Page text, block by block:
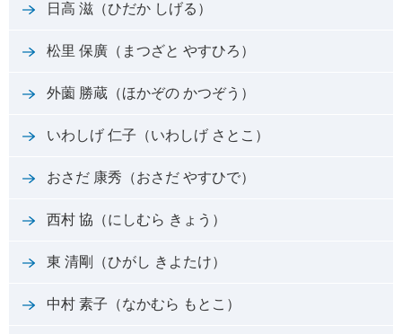
日高 滋（ひだか しげる）
松里 保廣（まつざと やすひろ）
外薗 勝蔵（ほかぞの かつぞう）
いわしげ 仁子（いわしげ さとこ）
おさだ 康秀（おさだ やすひで）
西村 協（にしむら きょう）
東 清剛（ひがし きよたけ）
中村 素子（なかむら もとこ）